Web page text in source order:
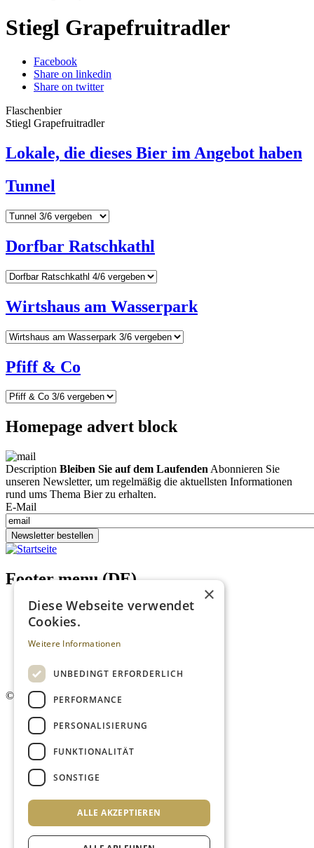
Stiegl Grapefruitradler
Facebook
Share on linkedin
Share on twitter
Flaschenbier
Stiegl Grapefruitradler
Lokale, die dieses Bier im Angebot haben
Tunnel
Dorfbar Ratschkathl
Wirtshaus am Wasserpark
Pfiff & Co
Homepage advert block
Description Bleiben Sie auf dem Laufenden Abonnieren Sie
unseren Newsletter, um regelmäßig die aktuellsten Informationen
rund ums Thema Bier zu erhalten.
E-Mail
Newsletter bestellen
Footer menu (DE)
Datenschutzrichtlinien
Impressum
Mediadaten
Newsletter
© 2026. Alle Rechte vorbehalten.
×
Diese Webseite verwendet
Cookies.
Weitere Informationen
UNBEDINGT ERFORDERLICH
PERFORMANCE
PERSONALISIERUNG
FUNKTIONALITÄT
SONSTIGE
ALLE AKZEPTIEREN